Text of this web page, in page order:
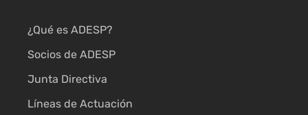
¿Qué es ADESP?
Socios de ADESP
Junta Directiva
Líneas de Actuación